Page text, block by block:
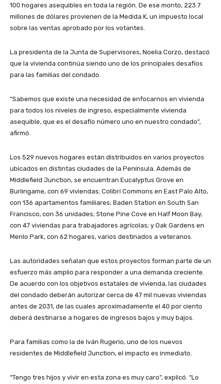
100 hogares asequibles en toda la región. De ese monto, 223.7
millones de dólares provienen de la Medida K, un impuesto local
sobre las ventas aprobado por los votantes.
La presidenta de la Junta de Supervisores, Noelia Corzo, destacó
que la vivienda continúa siendo uno de los principales desafíos
para las familias del condado.
“Sabemos que existe una necesidad de enfocarnos en vivienda
para todos los niveles de ingreso, especialmente vivienda
asequible, que es el desafío número uno en nuestro condado”,
afirmó.
Los 529 nuevos hogares están distribuidos en varios proyectos
ubicados en distintas ciudades de la Península. Además de
Middlefield Junction, se encuentran Eucalyptus Grove en
Burlingame, con 69 viviendas; Colibrí Commons en East Palo Alto,
con 136 apartamentos familiares; Baden Station en South San
Francisco, con 36 unidades; Stone Pine Cove en Half Moon Bay,
con 47 viviendas para trabajadores agrícolas; y Oak Gardens en
Menlo Park, con 62 hogares, varios destinados a veteranos.
Las autoridades señalan que estos proyectos forman parte de un
esfuerzo más amplio para responder a una demanda creciente.
De acuerdo con los objetivos estatales de vivienda, las ciudades
del condado deberán autorizar cerca de 47 mil nuevas viviendas
antes de 2031, de las cuales aproximadamente el 40 por ciento
deberá destinarse a hogares de ingresos bajos y muy bajos.
Para familias como la de Iván Rugerio, uno de los nuevos
residentes de Middlefield Junction, el impacto es inmediato.
“Tengo tres hijos y vivir en esta zona es muy caro”, explicó. “Lo